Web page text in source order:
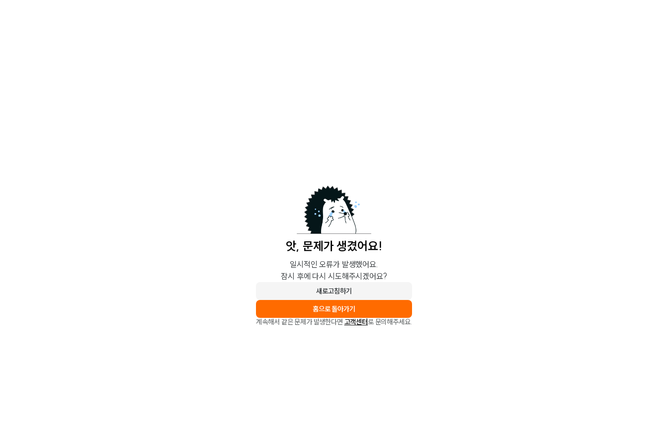
앗, 문제가 생겼어요!
일시적인 오류가 발생했어요.
잠시 후에 다시 시도해주시겠어요?
새로고침하기
홈으로 돌아가기
계속해서 같은 문제가 발생한다면 고객센터로 문의해주세요.